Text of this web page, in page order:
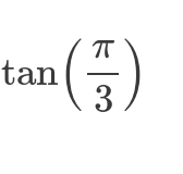
tan( π
3 )